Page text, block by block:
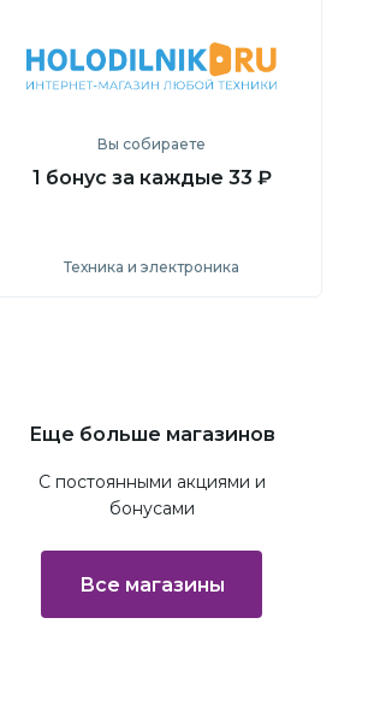
Вы собираете
1 бонус за каждые 33 ₽
Техника и электроника
Перейти на сайт
Еще больше магазинов
С постоянными акциями и
бонусами
Все магазины